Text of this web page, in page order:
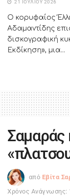
21 ΙΟΥΛΊΟΥ 2026
Ο κορυφαίος
Αδαμαντίδης
δισκογραφική
Εκδίκηση», μια...
Σαμαράς
από Εβίτα
Χρόνος Ανάγνωσης: